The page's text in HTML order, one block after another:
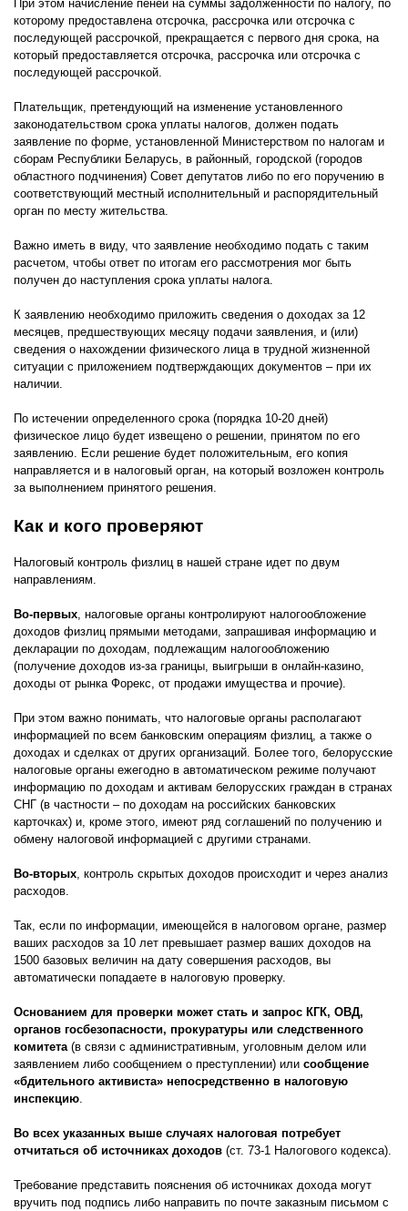
При этом начисление пеней на суммы задолженности по налогу, по
которому предоставлена отсрочка, рассрочка или отсрочка с
последующей рассрочкой, прекращается с первого дня срока, на
который предоставляется отсрочка, рассрочка или отсрочка с
последующей рассрочкой.
Плательщик, претендующий на изменение установленного
законодательством срока уплаты налогов, должен подать
заявление по форме, установленной Министерством по налогам и
сборам Республики Беларусь, в районный, городской (городов
областного подчинения) Совет депутатов либо по его поручению в
соответствующий местный исполнительный и распорядительный
орган по месту жительства.
Важно иметь в виду, что заявление необходимо подать с таким
расчетом, чтобы ответ по итогам его рассмотрения мог быть
получен до наступления срока уплаты налога.
К заявлению необходимо приложить сведения о доходах за 12
месяцев, предшествующих месяцу подачи заявления, и (или)
сведения о нахождении физического лица в трудной жизненной
ситуации с приложением подтверждающих документов – при их
наличии.
По истечении определенного срока (порядка 10-20 дней)
физическое лицо будет извещено о решении, принятом по его
заявлению. Если решение будет положительным, его копия
направляется и в налоговый орган, на который возложен контроль
за выполнением принятого решения.
Как и кого проверяют
Налоговый контроль физлиц в нашей стране идет по двум
направлениям.
Во-первых , налоговые органы контролируют налогообложение
доходов физлиц прямыми методами, запрашивая информацию и
декларации по доходам, подлежащим налогообложению
(получение доходов из-за границы, выигрыши в онлайн-казино,
доходы от рынка Форекс, от продажи имущества и прочие).
При этом важно понимать, что налоговые органы располагают
информацией по всем банковским операциям физлиц, а также о
доходах и сделках от других организаций. Более того, белорусские
налоговые органы ежегодно в автоматическом режиме получают
информацию по доходам и активам белорусских граждан в странах
СНГ (в частности – по доходам на российских банковских
карточках) и, кроме этого, имеют ряд соглашений по получению и
обмену налоговой информацией с другими странами.
Во-вторых , контроль скрытых доходов происходит и через анализ
расходов.
Так, если по информации, имеющейся в налоговом органе, размер
ваших расходов за 10 лет превышает размер ваших доходов на
1500 базовых величин на дату совершения расходов, вы
автоматически попадаете в налоговую проверку.
Основанием для проверки может стать и запрос КГК, ОВД,
органов госбезопасности, прокуратуры или следственного
комитета (в связи с административным, уголовным делом или
заявлением либо сообщением о преступлении) или сообщение
«бдительного активиста» непосредственно в налоговую
инспекцию
Во всех указанных выше случаях налоговая потребует
отчитаться об источниках доходов (ст. 73-1 Налогового кодекса).
Требование представить пояснения об источниках дохода могут
вручить под подпись либо направить по почте заказным письмом с